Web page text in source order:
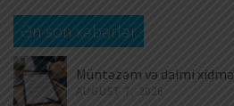
Ən son xəbərlər
Müntəzəm və daimi
AUGUST 7, 2026